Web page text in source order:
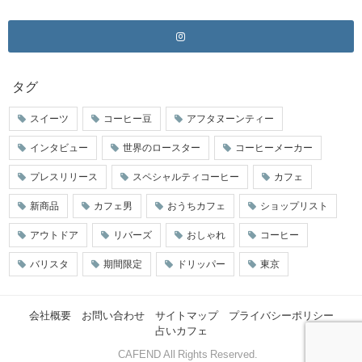
タグ
スイーツ コーヒー豆 アフタヌーンティー
インタビュー 世界のロースター コーヒーメーカー
プレスリリース スペシャルティコーヒー カフェ
新商品 カフェ男 おうちカフェ ショップリスト
アウトドア リバーズ おしゃれ コーヒー
バリスタ 期間限定 ドリッパー 東京
会社概要 お問い合わせ サイトマップ
プライバシーポリシー
占いカフェ
© CAFEND All Rights Reserved.